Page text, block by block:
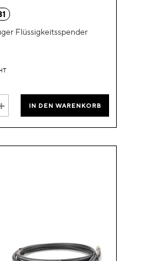
Flüssigkeitsspender
IN DEN WARENKORB